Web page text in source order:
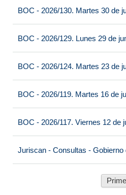
BOC - 2026/130. Martes 30 de
BOC - 2026/129. Lunes 29 de
BOC - 2026/124. Martes 23 de
BOC - 2026/119. Martes 16 de
BOC - 2026/117. Viernes 12 de
Juriscan - Consultas - Gobierno